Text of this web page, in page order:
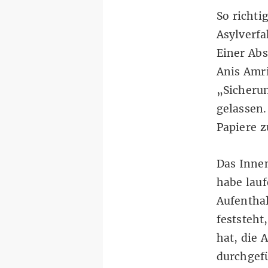
So
Einer
Anis
Papiere
Das
habe
hat, die